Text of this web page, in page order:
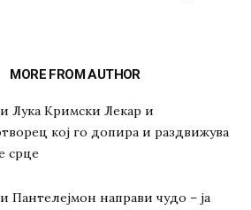
MORE FROM AUTHOR
Лука Кримски Лекар и
кој го допира и раздвижува
срце
Пантелејмон направи чудо – ја